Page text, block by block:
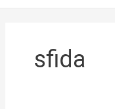
sfida
r